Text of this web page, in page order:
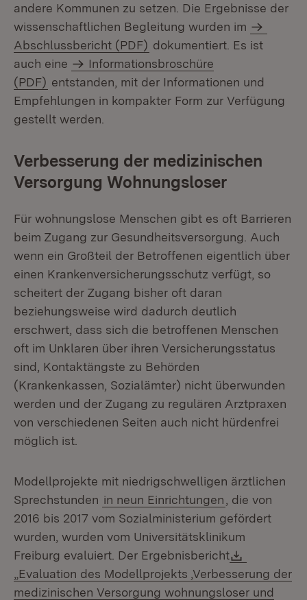
andere Kommunen zu setzen. Die Ergebnisse der
wissenschaftlichen Begleitung wurden im
Abschlussbericht (PDF) dokumentiert. Es ist
auch eine
Informationsbroschüre
(PDF) entstanden, mit der Informationen und
Empfehlungen in kompakter Form zur Verfügung
gestellt werden.
Verbesserung der medizinischen
Versorgung Wohnungsloser
Für wohnungslose Menschen gibt es oft Barrieren
beim Zugang zur Gesundheitsversorgung. Auch
wenn ein Großteil der Betroffenen eigentlich über
einen Krankenversicherungsschutz verfügt, so
scheitert der Zugang bisher oft daran
beziehungsweise wird dadurch deutlich
erschwert, dass sich die betroffenen Menschen
oft im Unklaren über ihren Versicherungsstatus
sind, Kontaktängste zu Behörden
(Krankenkassen, Sozialämter) nicht überwunden
werden und der Zugang zu regulären Arztpraxen
von verschiedenen Seiten auch nicht hürdenfrei
möglich ist.
Modellprojekte mit niedrigschwelligen ärztlichen
Sprechstunden in neun Einrichtungen
, die von
2016 bis 2017 vom Sozialministerium gefördert
wurden, wurden vom Universitätsklinikum
Freiburg evaluiert. Der Ergebnisbericht
„Evaluation des Modellprojekts ‚Verbesserung der
medizinischen Versorgung wohnungsloser und